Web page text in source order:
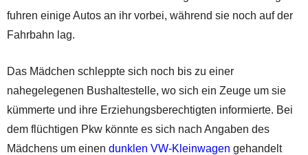
fuhren einige Autos an ihr vorbei, während sie noch auf der
Fahrbahn lag.
Das Mädchen schleppte sich noch bis zu einer
nahegelegenen Bushaltestelle, wo sich ein Zeuge um sie
kümmerte und ihre Erziehungsberechtigten informierte. Bei
dem flüchtigen Pkw könnte es sich nach Angaben des
Mädchens um einen dunklen VW-Kleinwagen gehandelt